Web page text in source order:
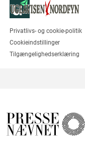
Privatlivs- og cookie-politik
Cookieindstillinger
Tilgængelighedserklæring